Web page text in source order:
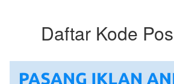
Daftar Kode